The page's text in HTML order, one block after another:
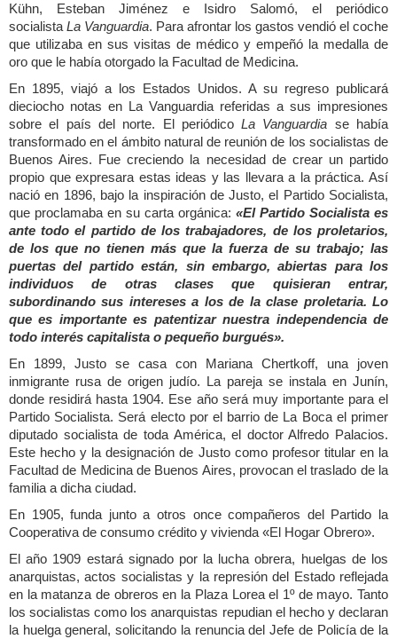
Kühn, Esteban Jiménez e Isidro Salomó, el periódico
socialista La Vanguardia. Para afrontar los gastos vendió el coche
que utilizaba en sus visitas de médico y empeñó la medalla de
oro que le había otorgado la Facultad de Medicina.
En 1895, viajó a los Estados Unidos. A su regreso publicará
dieciocho notas en La Vanguardia referidas a sus impresiones
sobre el país del norte. El periódico La Vanguardia se había
transformado en el ámbito natural de reunión de los socialistas de
Buenos Aires. Fue creciendo la necesidad de crear un partido
propio que expresara estas ideas y las llevara a la práctica. Así
nació en 1896, bajo la inspiración de Justo, el Partido Socialista,
que proclamaba en su carta orgánica: «El Partido Socialista es
ante todo el partido de los trabajadores, de los proletarios,
de los que no tienen más que la fuerza de su trabajo; las
puertas del partido están, sin embargo, abiertas para los
individuos de otras clases que quisieran entrar,
subordinando sus intereses a los de la clase proletaria. Lo
que es importante es patentizar nuestra independencia de
todo interés capitalista o pequeño burgués».
En 1899, Justo se casa con Mariana Chertkoff, una joven
inmigrante rusa de origen judío. La pareja se instala en Junín,
donde residirá hasta 1904. Ese año será muy importante para el
Partido Socialista. Será electo por el barrio de La Boca el primer
diputado socialista de toda América, el doctor Alfredo Palacios.
Este hecho y la designación de Justo como profesor titular en la
Facultad de Medicina de Buenos Aires, provocan el traslado de la
familia a dicha ciudad.
En 1905, funda junto a otros once compañeros del Partido la
Cooperativa de consumo crédito y vivienda «El Hogar Obrero».
El año 1909 estará signado por la lucha obrera, huelgas de los
anarquistas, actos socialistas y la represión del Estado reflejada
en la matanza de obreros en la Plaza Lorea el 1º de mayo. Tanto
los socialistas como los anarquistas repudian el hecho y declaran
la huelga general, solicitando la renuncia del Jefe de Policía de la